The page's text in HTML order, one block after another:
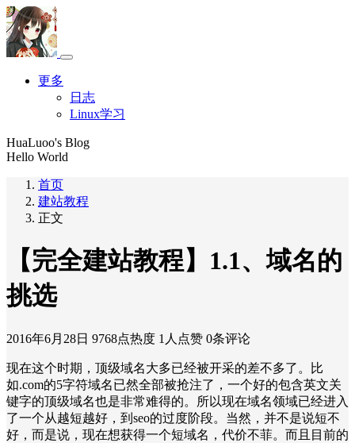
更多
日志
Linux学习
HuaLuoo's Blog
Hello World
首页
建站教程
正文
【完全建站教程】1.1、域名的
挑选
2016年6月28日 9768点热度 1人点赞 0条评论
现在这个时期，顶级域名大多已经被开采的差不多了。比
如.com的5字符域名已然全部被抢注了，一个好的包含英文关
键字的顶级域名也是非常难得的。所以现在域名领域已经进入
了一个从越短越好，到seo的过度阶段。当然，并不是说短不
好，而是说，现在想获得一个短域名，代价不菲。而且目前的